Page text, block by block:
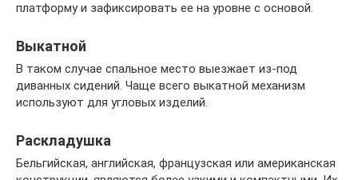
платформу и зафиксировать ее на уровне с основой.
Выкатной
В таком случае спальное место выезжает из-под
диванных сидений. Чаще всего выкатной механизм
используют для угловых изделий.
Раскладушка
Бельгийская, английская, французская или американская